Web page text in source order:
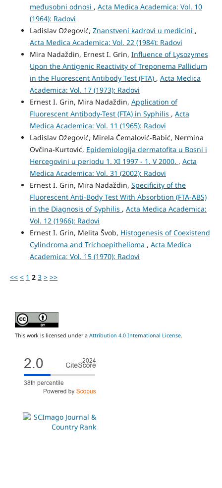
međusobni odnosi , Acta Medica Academica: Vol. 10
(1964): Radovi
Ladislav Ožegović, Znanstveni kadrovi u medicini ,
Acta Medica Academica: Vol. 22 (1984): Radovi
Mira Nadaždin, Ernest I. Grin, Influence of Lysozymes
Upon the Antigenic Reactivity of Treponema Pallidum
in the Fluorescent Antibody Test (FTA) , Acta Medica
Academica: Vol. 17 (1973): Radovi
Ernest I. Grin, Mira Nadaždin, Application of
Fluorescent Antibody-Test (FTA) in Syphilis , Acta
Medica Academica: Vol. 11 (1965): Radovi
Ladislav Ožegović, Mirela Ćemalović-Babić, Nermina
Ovčina-Kurtović, Epidemiologija dermatofita u Bosni i
Hercegovini u periodu 1. XI 1997 - 1. V 2000. , Acta
Medica Academica: Vol. 31 (2002): Radovi
Ernest I. Grin, Mira Nadaždin, Specificity of the
Fluorescent Anti-Body Test With Absorbtion (FTA-ABS)
in the Diagnosis of Syphilis , Acta Medica Academica:
Vol. 12 (1966): Radovi
Ernest I. Grin, Melita Švob, Histogenesis of Coexistend
Cylindroma and Trichoepithelioma , Acta Medica
Academica: Vol. 15 (1970): Radovi
<< < 1 2 3 > >>
This work is licensed under a Attribution 4.0 International License.